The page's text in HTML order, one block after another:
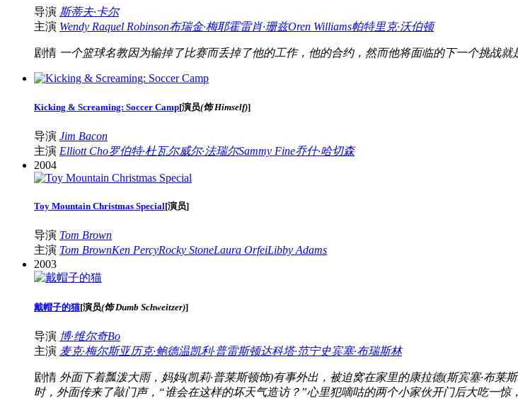
导演 斯蒂夫·卡尔
主演 Wendy Raquel Robinson布瑞金·梅耶霍雷肖·珊兹Oren Williams帕特里克·沃伯顿
剧情 一个篮球名教因为输掉了比赛而丢掉了他的工作，他的合约，然而他将面临的下一个挑战
Kicking & Screaming: Soccer Camp[演员(饰 Himself)]
导演 Jim Bacon
主演 Elliott Cho罗伯特·杜瓦尔威尔·法瑞尔Sammy Fine乔什·哈切森
2004
Toy Mountain Christmas Special[演员]
导演 Tom Brown
主演 Tom BrownKen PercyRocky StoneLaura OrfeiLibby Adams
2003
戴帽子的猫[演员(饰 Dumb Schweitzer)]
导演 博·维尔奇Bo
主演 麦克·梅尔斯亚历克·鲍德温凯利·普雷斯顿达科塔·范宁史宾塞·布瑞斯林
剧情 外面下着瓢泼大雨，妈妈(凯莉·普莱斯顿饰)有事外出，被迫窝在家里的康拉德(斯宾塞·布
时，外面传来了敲门声，“谁会在这样的坏天气造访？”心里犯嘀咕的两个小家伙开门后大吃一